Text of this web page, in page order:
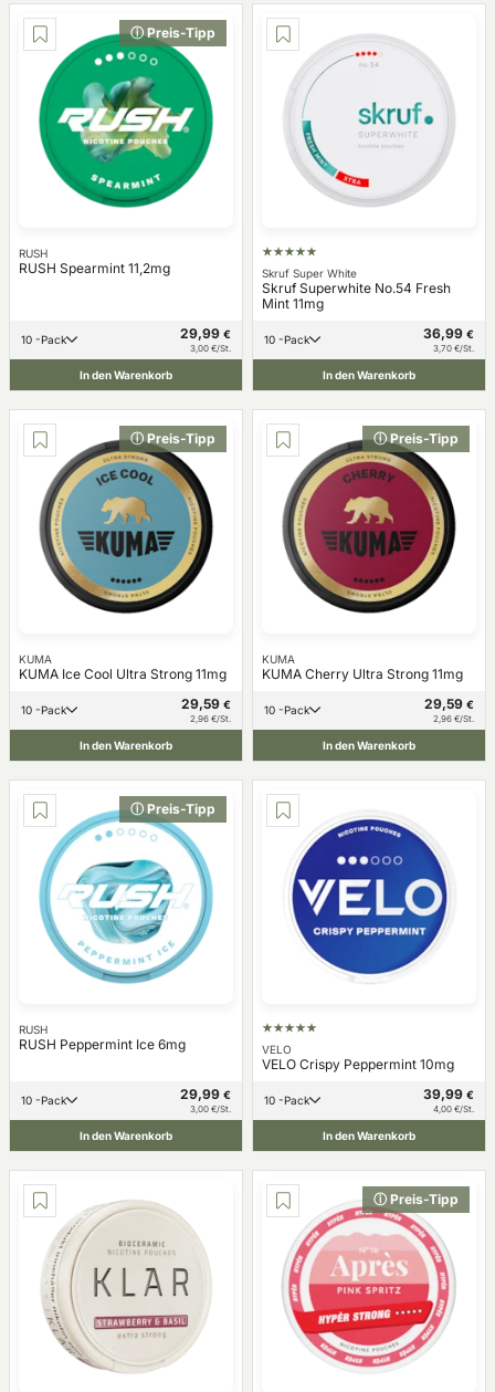
ⓘ Preis-Tipp
RUSH
RUSH Spearmint 11,2mg
10 -Pack 29,99 €
3,00 €/St.
In den Warenkorb
Skruf Super White
Skruf Superwhite No.54 Fresh
Mint 11mg
10 -Pack 36,99 €
3,70 €/St.
In den Warenkorb
ⓘ Preis-Tipp
KUMA
KUMA Ice Cool Ultra Strong 11mg
10 -Pack 29,59 €
2,96 €/St.
In den Warenkorb
ⓘ Preis-Tipp
KUMA
KUMA Cherry Ultra Strong 11mg
10 -Pack 29,59 €
2,96 €/St.
In den Warenkorb
ⓘ Preis-Tipp
RUSH
RUSH Peppermint Ice 6mg
10 -Pack 29,99 €
3,00 €/St.
In den Warenkorb
VELO
VELO Crispy Peppermint 10mg
10 -Pack 39,99 €
4,00 €/St.
In den Warenkorb
ⓘ Preis-Tipp